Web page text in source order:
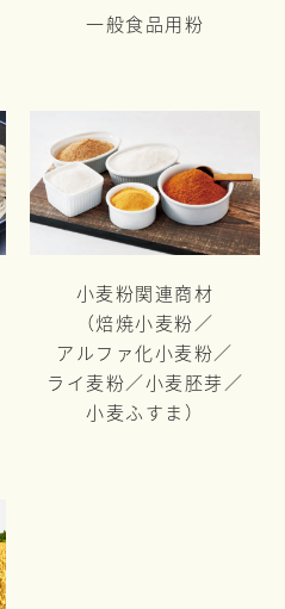
一般食品用粉
小麦粉関連商材
（焙焼小麦粉／
アルファ化小麦粉／
ライ麦粉／小麦胚芽／
小麦ふすま）